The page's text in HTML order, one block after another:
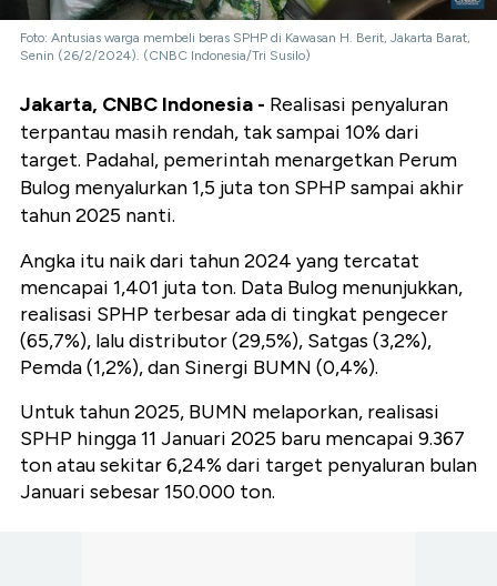
Foto: Antusias warga membeli beras SPHP di Kawasan H. Berit, Jakarta Barat,
Senin (26/2/2024). (CNBC Indonesia/Tri Susilo)
Jakarta, CNBC Indonesia - Realisasi penyaluran
terpantau masih rendah, tak sampai 10% dari
target. Padahal, pemerintah menargetkan Perum
Bulog menyalurkan 1,5 juta ton SPHP sampai akhir
tahun 2025 nanti.
Angka itu naik dari tahun 2024 yang tercatat
mencapai 1,401 juta ton. Data Bulog menunjukkan,
realisasi SPHP terbesar ada di tingkat pengecer
(65,7%), lalu distributor (29,5%), Satgas (3,2%),
Pemda (1,2%), dan Sinergi BUMN (0,4%).
Untuk tahun 2025, BUMN melaporkan, realisasi
SPHP hingga 11 Januari 2025 baru mencapai 9.367
ton atau sekitar 6,24% dari target penyaluran bulan
Januari sebesar 150.000 ton.